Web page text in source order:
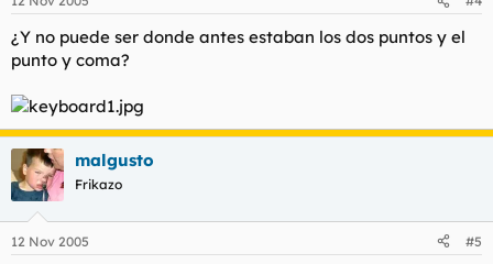
¿Y no puede ser donde antes estaban los dos puntos y el
punto y coma?
malgusto
Frikazo
12 Nov 2005 #5